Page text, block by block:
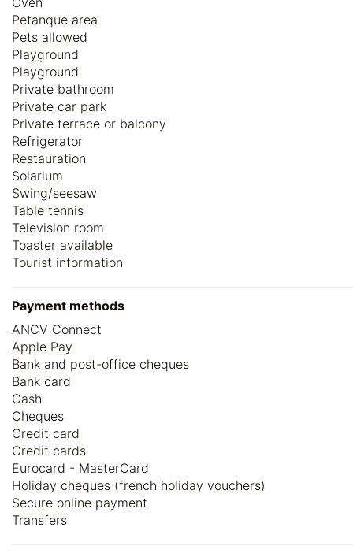
Petanque area
Pets allowed
Playground
Playground
Private bathroom
Private car park
Private terrace or balcony
Refrigerator
Restauration
Solarium
Swing/seesaw
Table tennis
Television room
Toaster available
Tourist information
Payment methods
ANCV Connect
Apple Pay
Bank and post-office cheques
Bank card
Cash
Cheques
Credit card
Credit cards
Eurocard - MasterCard
Holiday cheques (french holiday vouchers)
Secure online payment
Transfers